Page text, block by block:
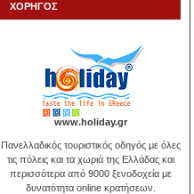
ΧΟΡΗΓΟΣ
www.holiday.gr
Πανελλαδικός τουριστικός οδηγός με όλες
τις πόλεις και τα χωριά της Ελλάδας και
περισσότερα από 9000 ξενοδοχεία με
δυνατότητα online κρατήσεων.